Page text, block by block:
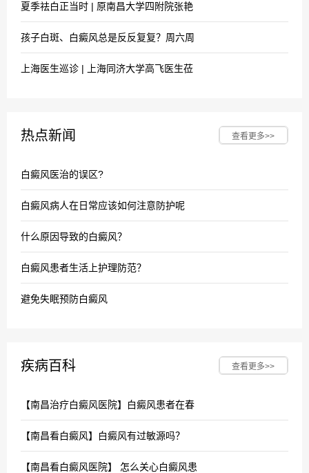
夏季祛白正当时 | 原南昌大学四附院张艳
孩子白斑、白癜风总是反反复复？周六周
上海医生巡诊 | 上海同济大学高飞医生莅
热点新闻 查看更多>>
白癜风医治的误区?
白癜风病人在日常应该如何注意防护呢
什么原因导致的白癜风？
白癜风患者生活上护理防范？
避免失眠预防白癜风
疾病百科 查看更多>>
【南昌治疗白癜风医院】白癜风患者在春
【南昌看白癜风】白癜风有过敏源吗？
【南昌看白癜风医院】 怎么关心白癜风患